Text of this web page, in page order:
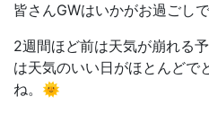
皆さんGWはいかがお過ごし
2週間ほど前は天気が崩れる
は天気のいい日がほとんどで
ね。🌞